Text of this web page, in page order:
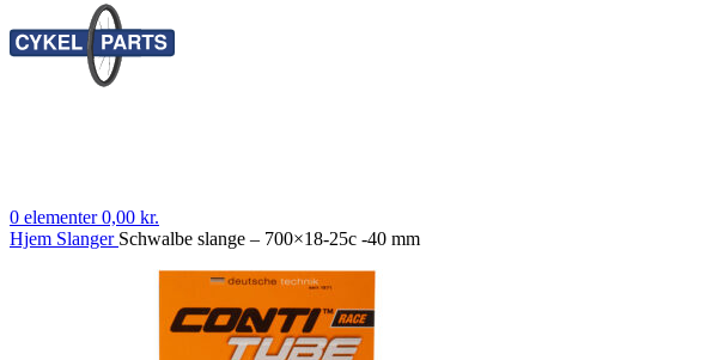
0 elementer0,00 kr.
Hjem Slanger Schwalbe slange – 700×18-25c -40 mm